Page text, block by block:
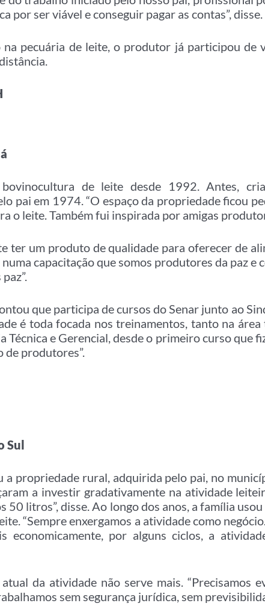
por ser viável e conseguir pagar as contas”, disse.
na pecuária de leite, o produtor já participou de
de leite desde 1992. Antes,
pai em 1974. “O espaço da propriedade ficou
o leite. Também fui inspirada por amigas
ter um produto de qualidade para oferecer de
capacitação que somos produtores da paz e
que participa de cursos do Senar junto ao
é toda focada nos treinamentos, tanto na
Técnica e Gerencial, desde o primeiro curso que
de produtores”.
Sul
a propriedade rural, adquirida pelo pai, no
a investir gradativamente na atividade
50 litros”, disse. Ao longo dos anos, a família
“Sempre enxergamos a atividade como
economicamente, por alguns ciclos, a
da atividade não serve mais. “Precisamos
sem segurança jurídica, sem